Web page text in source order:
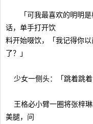
「可我最喜欢的明明是
话，单手打开饮
料开始啜饮，「我记得你
了？」
少女一侧头：「跳着跳着
王格必小臂一圈将张梓琳
美腿，问